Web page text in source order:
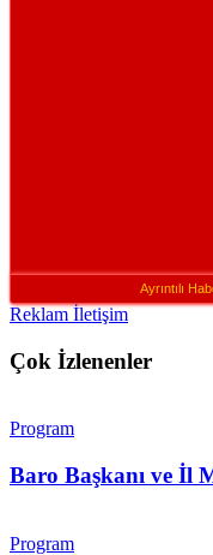
Ayrıntılı
Reklam İletişim
Çok İzlenenler
Program
Baro Başkanı ve İl
Program